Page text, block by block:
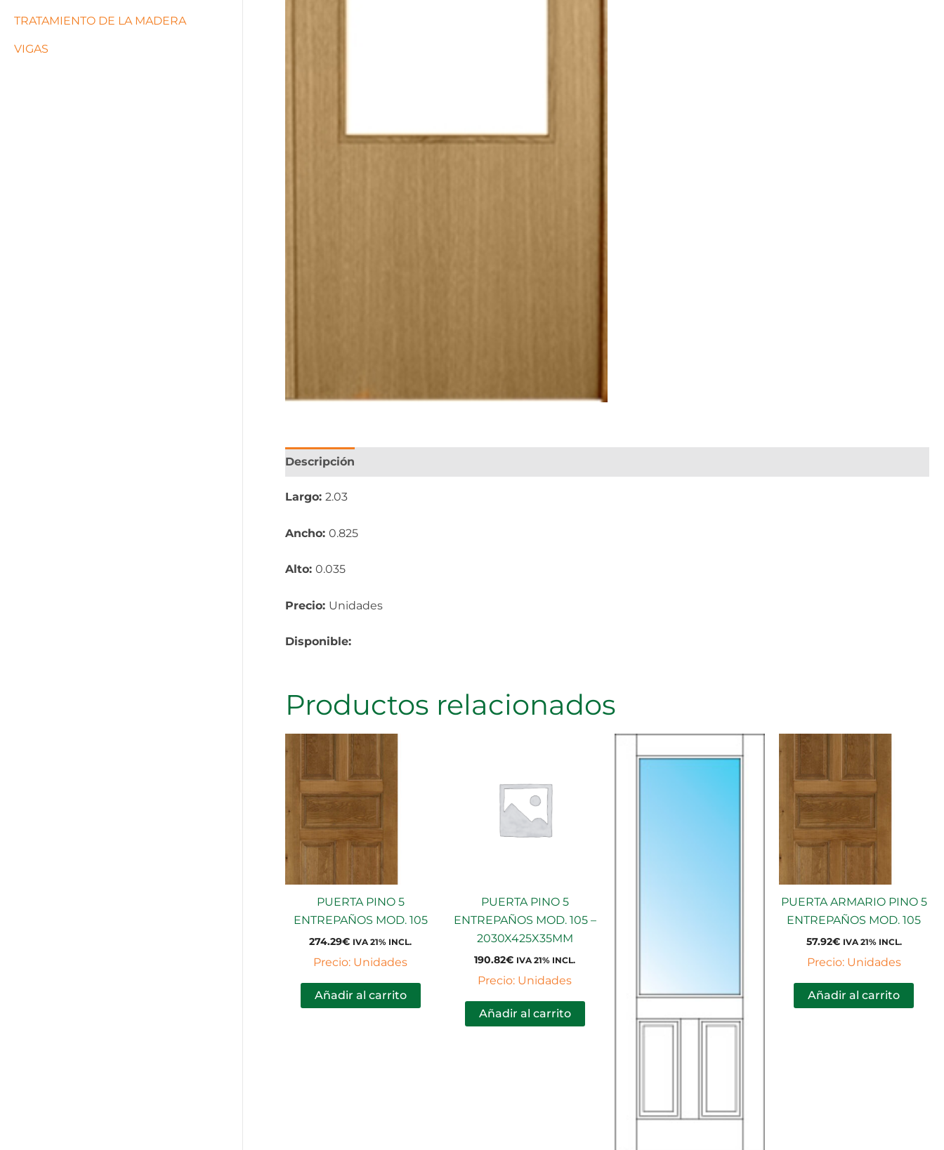
TRATAMIENTO DE LA MADERA
VIGAS
Descripción
Largo: 2.03
Ancho: 0.825
Alto: 0.035
Precio: Unidades
Disponible:
Productos relacionados
PUERTA PINO 5
ENTREPAÑOS MOD. 105
274.29€ IVA 21% INCL.
Precio: Unidades
Añadir al carrito
PUERTA PINO 5
ENTREPAÑOS MOD. 105 –
2030X425X35MM
190.82€ IVA 21% INCL.
Precio: Unidades
Añadir al carrito
PUERTA ARMARIO PINO 5
ENTREPAÑOS MOD. 105
57.92€ IVA 21% INCL.
Precio: Unidades
Añadir al carrito